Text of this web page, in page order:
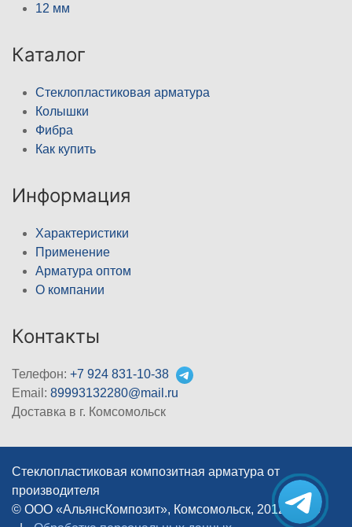
12 мм
Каталог
Стеклопластиковая арматура
Колышки
Фибра
Как купить
Информация
Характеристики
Применение
Арматура оптом
О компании
Контакты
Телефон: +7 924 831-10-38
Email: 89993132280@mail.ru
Доставка в г. Комсомольск
Стеклопластиковая композитная арматура от
производителя
© ООО «АльянсКомпозит», Комсомольск, 2012–2026